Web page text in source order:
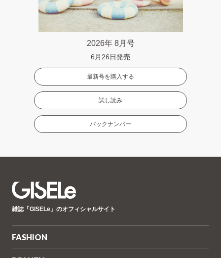
2026年 8月号
6月26日発売
最新号を購入する
試し読み
バックナンバー
ゼ
雑誌「GISELe」のオフィシャルサイト
FASHION